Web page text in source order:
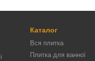
Каталог
Вся плитка
Плитка для ванної